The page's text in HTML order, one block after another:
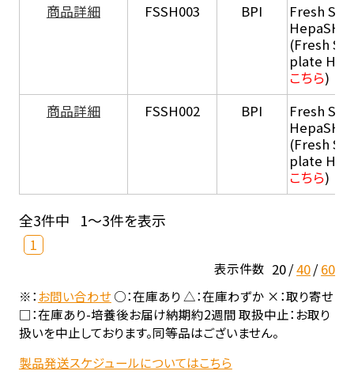
商品詳細
FSSH003 BPI
Fresh
HepaSH®
(Fresh
plate
こちら)
商品詳細
FSSH002 BPI
Fresh
HepaSH®
(Fresh
plate
こちら)
全3件中 1～3件を表示
1
表示件数 20 40 60
※：お問い合わせ○：在庫あり △：在庫わずか ×：取り寄せ
□：在庫あり-培養後お届け納期約2週間 取扱中止：お取り
扱いを中止しております。同等品はございません。
製品発送スケジュールについてはこちら